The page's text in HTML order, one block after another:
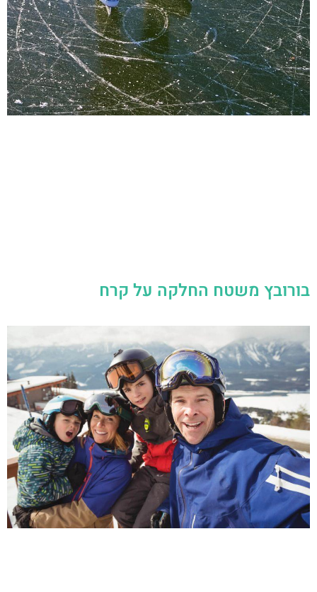
בורובץ משטח החלקה על קרח